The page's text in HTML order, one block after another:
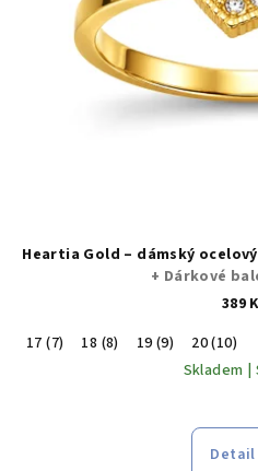
Heartia Gold – dámský
+ Dárkové
389
17 (7)
18 (8) 19 (9)
20 (10)
Skladem |
Detail